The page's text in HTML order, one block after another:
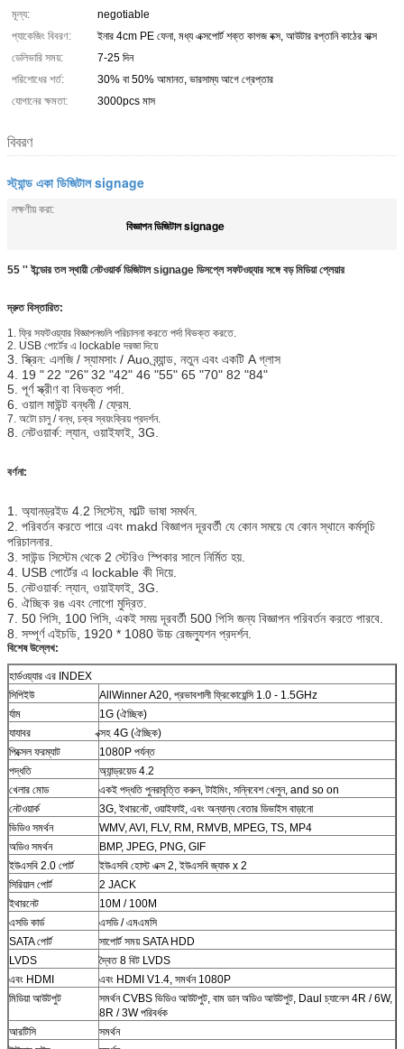
মূল্য:
negotiable
প্যাকেজিং বিবরণ:
ইনার 4cm PE ফেনা, মধ্য এক্সপোর্ট শক্ত কাগজ বক্স, আউটার রপ্তানি কাঠের বাক্স
ডেলিভারি সময়:
7-25 দিন
পরিশোধের শর্ত:
30% বা 50% আমানত, ভারসাম্য আগে গ্রেপ্তার
যোগানের ক্ষমতা:
3000pcs মাস
বিবরণ
স্ট্যান্ড একা ডিজিটাল signage
লক্ষণীয় করা:
বিজ্ঞাপন ডিজিটাল signage
55 '' ইন্ডোর তল স্থায়ী নেটওয়ার্ক ডিজিটাল signage ডিসপ্লে সফটওয়্যার সঙ্গে বড় মিডিয়া প্লেয়ার
দ্রুত বিস্তারিত:
1. ফ্রি সফটওয়্যার বিজ্ঞাপনগুলি পরিচালনা করতে পর্দা বিভক্ত করতে.
2. USB পোর্টের এ lockable দরজা দিয়ে
3. স্ক্রিন: এলজি / স্যামসাং / Auo ব্র্যান্ড, নতুন এবং একটি A গ্লাস
4. 19 " 22 "26"32 "42" 46 "55" 65 "70" 82 "84"
5. পূর্ণ স্ক্রীণ বা বিভক্ত পর্দা.
6. ওয়াল মাউন্ট বন্ধনী / ফ্রেম.
7. অটো চালু / বন্ধ, চক্র স্বয়ংক্রিয় প্রদর্শন.
8. নেটওয়ার্ক: ল্যান, ওয়াইফাই, 3G.
বর্ণনা:
1. অ্যানড্রইড 4.2 সিস্টেম, মাল্টি ভাষা সমর্থন.
2. পরিবর্তন করতে পারে এবং makd বিজ্ঞাপন দূরবর্তী যে কোন সময়ে যে কোন স্থানে কর্মসূচি
পরিচালনার.
3. সাউন্ড সিস্টেম থেকে 2 স্টেরিও স্পিকার সালে নির্মিত হয়.
4. USB পোর্টের এ lockable কী দিয়ে.
5. নেটওয়ার্ক: ল্যান, ওয়াইফাই, 3G.
6. ঐচ্ছিক রঙ এবং লোগো মুদ্রিত.
7. 50 পিসি, 100 পিসি, একই সময় দূরবর্তী 500 পিসি জন্য বিজ্ঞাপন পরিবর্তন করতে পারবে.
8. সম্পূর্ণ এইচডি, 1920 * 1080 উচ্চ রেজল্যুশন প্রদর্শন.
বিশেষ উল্লেখ:
হার্ডওয়্যার এর INDEX
সিপিইউ
AllWinner A20, প্রভাবশালী ফ্রিকোয়েন্সি 1.0 - 1.5GHz
র্যাম
1G (ঐচ্ছিক)
যাযাবর
ক্সহ 4G (ঐচ্ছিক)
পিক্সেল ফরম্যাট
1080P পর্যন্ত
পদ্ধতি
অ্যান্ড্রয়েড 4.2
খেলার মোড
একই পদ্ধতি পুনরাবৃত্তি করুন, টাইমিং, সন্নিবেশ খেলুন, and so on
নেটওয়ার্ক
3G, ইথারনেট, ওয়াইফাই, এবং অন্যান্য বেতার ডিভাইস বাড়ানো
ভিডিও সমর্থন
WMV, AVI, FLV, RM, RMVB, MPEG, TS, MP4
অডিও সমর্থন
BMP, JPEG, PNG, GIF
ইউএসবি 2.0 পোর্ট
ইউএসবি হোস্ট এক্স 2, ইউএসবি জ্যাক x 2
সিরিয়াল পোর্ট
2 JACK
ইথারনেট
10M / 100M
এসডি কার্ড
এসডি / এমএমসি
SATA পোর্ট
সাপোর্ট সময় SATA HDD
LVDS
দ্বৈত 8 বিট LVDS
এবং HDMI
এবং HDMI V1.4, সমর্থন 1080P
মিডিয়া আউটপুট
সমর্থন CVBS ভিডিও আউটপুট, বাম ডান অডিও আউটপুট, Daul চ্যানেল 4R / 6W,
8R / 3W পরিবর্ধক
আরটিসি
সমর্থন